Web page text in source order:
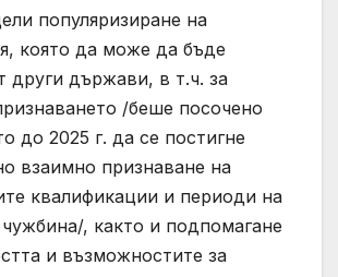
популяризиране на
която да може да бъде
други държави, в т.ч. за
/беше посочено
до 2025 г. да се постигне
взаимно признаване на
квалификации и периоди на
, както и подпомагане
и възможностите за